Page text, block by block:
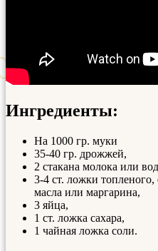
Ингредиенты:
На 1000 гр. муки
35-40 гр. дрожжей,
2 стакана молока или
3-4 ст. ложки
масла или маргарина,
3 яйца,
1 ст. ложка сахара,
1 чайная ложка соли.